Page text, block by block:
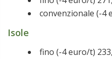
convenzionale (-4
Isole
fino (-4 euro/t)